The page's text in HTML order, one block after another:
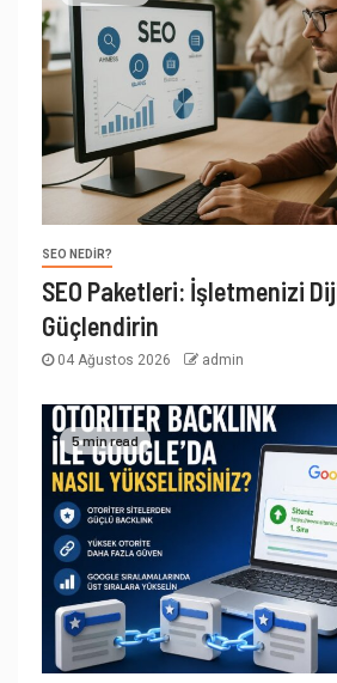
SEO NEDIR?
SEO Paketleri: İşletmenizi
Güçlendirin
04 Ağustos 2026 admin
5 min read